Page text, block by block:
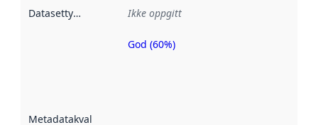
Datasettype Ikke oppgitt
Metadatakvalitet
Metadatakvalitet
God (60%)